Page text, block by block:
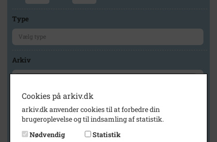
Type
Arkiv
Geografi
Cookies på arkiv.dk
arkiv.dk anvender cookies til at forbedre din
brugeroplevelse og til indsamling af statistik.
Nødvendig
Statistik